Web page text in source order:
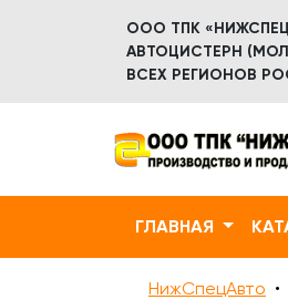
ООО ТПК
АВТОЦИСТЕРН
ВСЕХ РЕГИОНОВ
ГЛАВНАЯ
НижСпецАвто